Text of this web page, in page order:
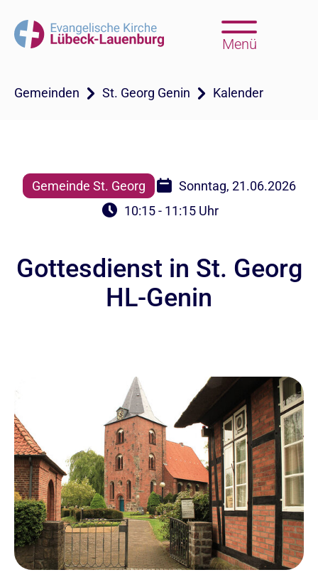
Menü
Gemeinden St. Georg Genin Kalender
Gemeinde St. Georg
Sonntag, 21.06.2026
10:15 - 11:15 Uhr
Gottesdienst in St. Georg
HL-Genin